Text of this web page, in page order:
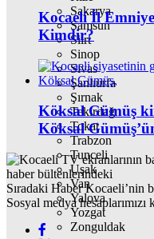
Sakarya
Samsun
Siirt
Sinop
Sivas
Şanlıurfa
Şırnak
Tekirdağ
Tokat
Trabzon
Tunceli
Uşak
Van
Yalova
Yozgat
Zonguldak
Kocaeli İl
Kimdir?
Köksal Gümüş
Köksal
Sıradaki Haber Kocaeli’nin
Sosyal medya hesaplarımızı